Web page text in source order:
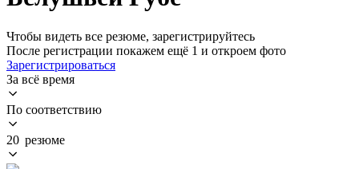
Чтобы видеть все резюме, зарегистрируйтесь
После регистрации покажем ещё 1 и откроем фото
Зарегистрироваться
За всё время
По соответствию
20 резюме